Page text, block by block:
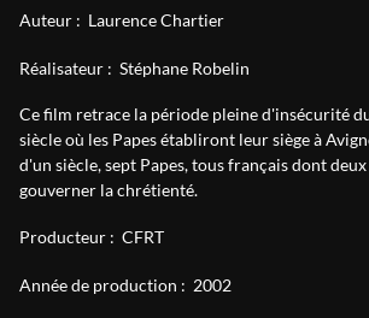
Auteur : Laurence Chartier
Réalisateur : Stéphane Robelin
Ce film retrace la période pleine d'insécurité
siècle où les Papes établiront leur siège à
d'un siècle, sept Papes, tous français dont
gouverner la chrétienté.
Producteur : CFRT
Année de production : 2002